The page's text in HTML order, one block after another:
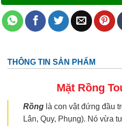
THÔNG TIN SẢN PHẨM
Mặt Rồng
Rồng là con vật đứng đầu
Lân, Quy, Phụng). Nó vừa